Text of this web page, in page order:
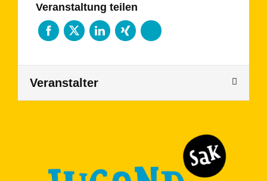
Veranstaltung teilen
Veranstalter